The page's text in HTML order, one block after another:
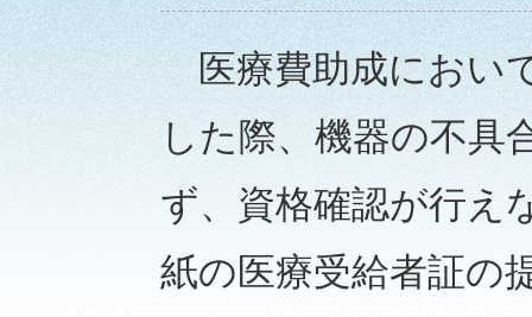
医療費助成におい
した際、機器の不具
ず、資格確認が行え
紙の医療受給者証の